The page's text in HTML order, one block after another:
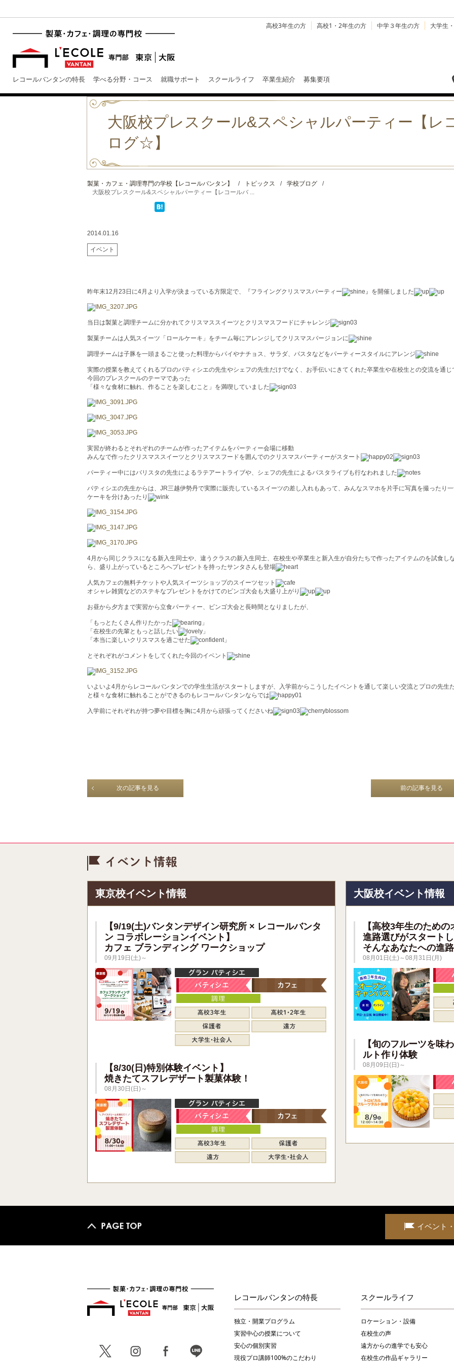
高校3年生の方 高校1・2年生の方 中学３年生の方 大学生
レコールバンタンの特長 学べる分野・コース 就職サポート スクールライフ 卒業生紹介 募集要項
大阪校プレスクール&スペシャルパーティー【レ
ログ☆】
製菓・カフェ・調理専門の学校【レコールバンタン】 / トピックス / 学校ブログ
/
大阪校プレスクール&スペシャルパーティー【レコールバ ...
2014.01.16
イベント
昨年末12月23日に4月より入学が決まっている方限定で、『フライングクリスマスパーティー 』を開催しました
当日は製菓と調理チームに分かれてクリスマススイーツとクリスマスフードにチャレンジ
製菓チームは人気スイーツ「ロールケーキ」をチーム毎にアレンジしてクリスマスバージョンに
調理チームは子豚を一頭まるごと使った料理からパイやナチョス、サラダ、パスタなどをパーティースタイルにアレンジ
実際の授業を教えてくれるプロのパティシエの先生やシェフの先生だけでなく、お手伝いにきてくれた卒業生や在校生との交流を通じ
今回のプレスクールのテーマであった
「様々な食材に触れ、作ることを楽しむこと」を満喫していました
実習が終わるとそれぞれのチームが作ったアイテムをパーティー会場に移動
みんなで作ったクリスマススイーツとクリスマスフードを囲んでのクリスマスパーティーがスタート
パーティー中にはバリスタの先生によるラテアートライブや、シェフの先生によるパスタライブも行なわれました
パティシエの先生からは、JR三越伊勢丹で実際に販売しているスイーツの差し入れもあって、みんなスマホを片手に写真を撮ったり
ケーキを分けあったり
4月から同じクラスになる新入生同士や、違うクラスの新入生同士、在校生や卒業生と新入生が自分たちで作ったアイテムのを試食し
ら、盛り上がっているところへプレゼントを持ったサンタさんも登場
人気カフェの無料チケットや人気スイーツショップのスイーツセット
オシャレ雑貨などのステキなプレゼントをかけてのビンゴ大会も大盛り上がり
お昼から夕方まで実習から立食パーティー、ビンゴ大会と長時間となりましたが、
「もっとたくさん作りたかった
」
「在校生の先輩ともっと話したい
」
「本当に楽しいクリスマスを過ごせた
」
とそれぞれがコメントをしてくれた今回のイベント
いよいよ4月からレコールバンタンでの学生生活がスタートしますが、入学前からこうしたイベントを通して楽しい交流とプロの先生
と様々な食材に触れることができるのもレコールバンタンならでは
入学前にそれぞれが持つ夢や目標を胸に4月から頑張ってくださいね
次の記事を見る 前の記事を見る
東京校イベント情報
【9/19(土)バンタンデザイン研究所 × レコールバンタ
ン コラボレーションイベント】
カフェ ブランディング ワークショップ
09月19日(土)～
【8/30(日)特別体験イベント】
焼きたてスフレデザート製菓体験！
08月30日(日)～
大阪校イベント情報
【高校3年生のため
進路選びがスタート
そんなあなたへの進
08月01日(土)～08月31日(月)
【旬のフルーツを味
ルト作り体験
08月09日(日)～
イベント
レコールバンタンの特長
独立・開業プログラム
実習中心の授業について
安心の個別実習
現役プロ講師100%のこだわり
スクールライフ
ロケーション・設備
在校生の声
遠方からの進学でも安心
在校生の作品ギャラリー